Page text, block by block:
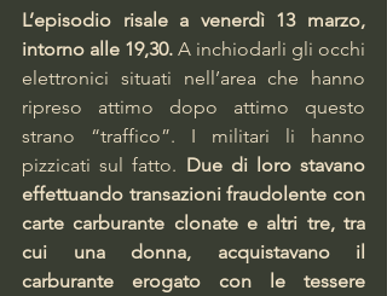
L’episodio risale a venerdì 13 marzo,
intorno alle 19,30. A inchiodarli gli occhi
elettronici situati nell’area che hanno
ripreso attimo dopo attimo questo
strano “traffico”. I militari li hanno
pizzicati sul fatto. Due di loro stavano
effettuando transazioni fraudolente con
carte carburante clonate e altri tre, tra
cui una donna, acquistavano il
carburante erogato con le tessere